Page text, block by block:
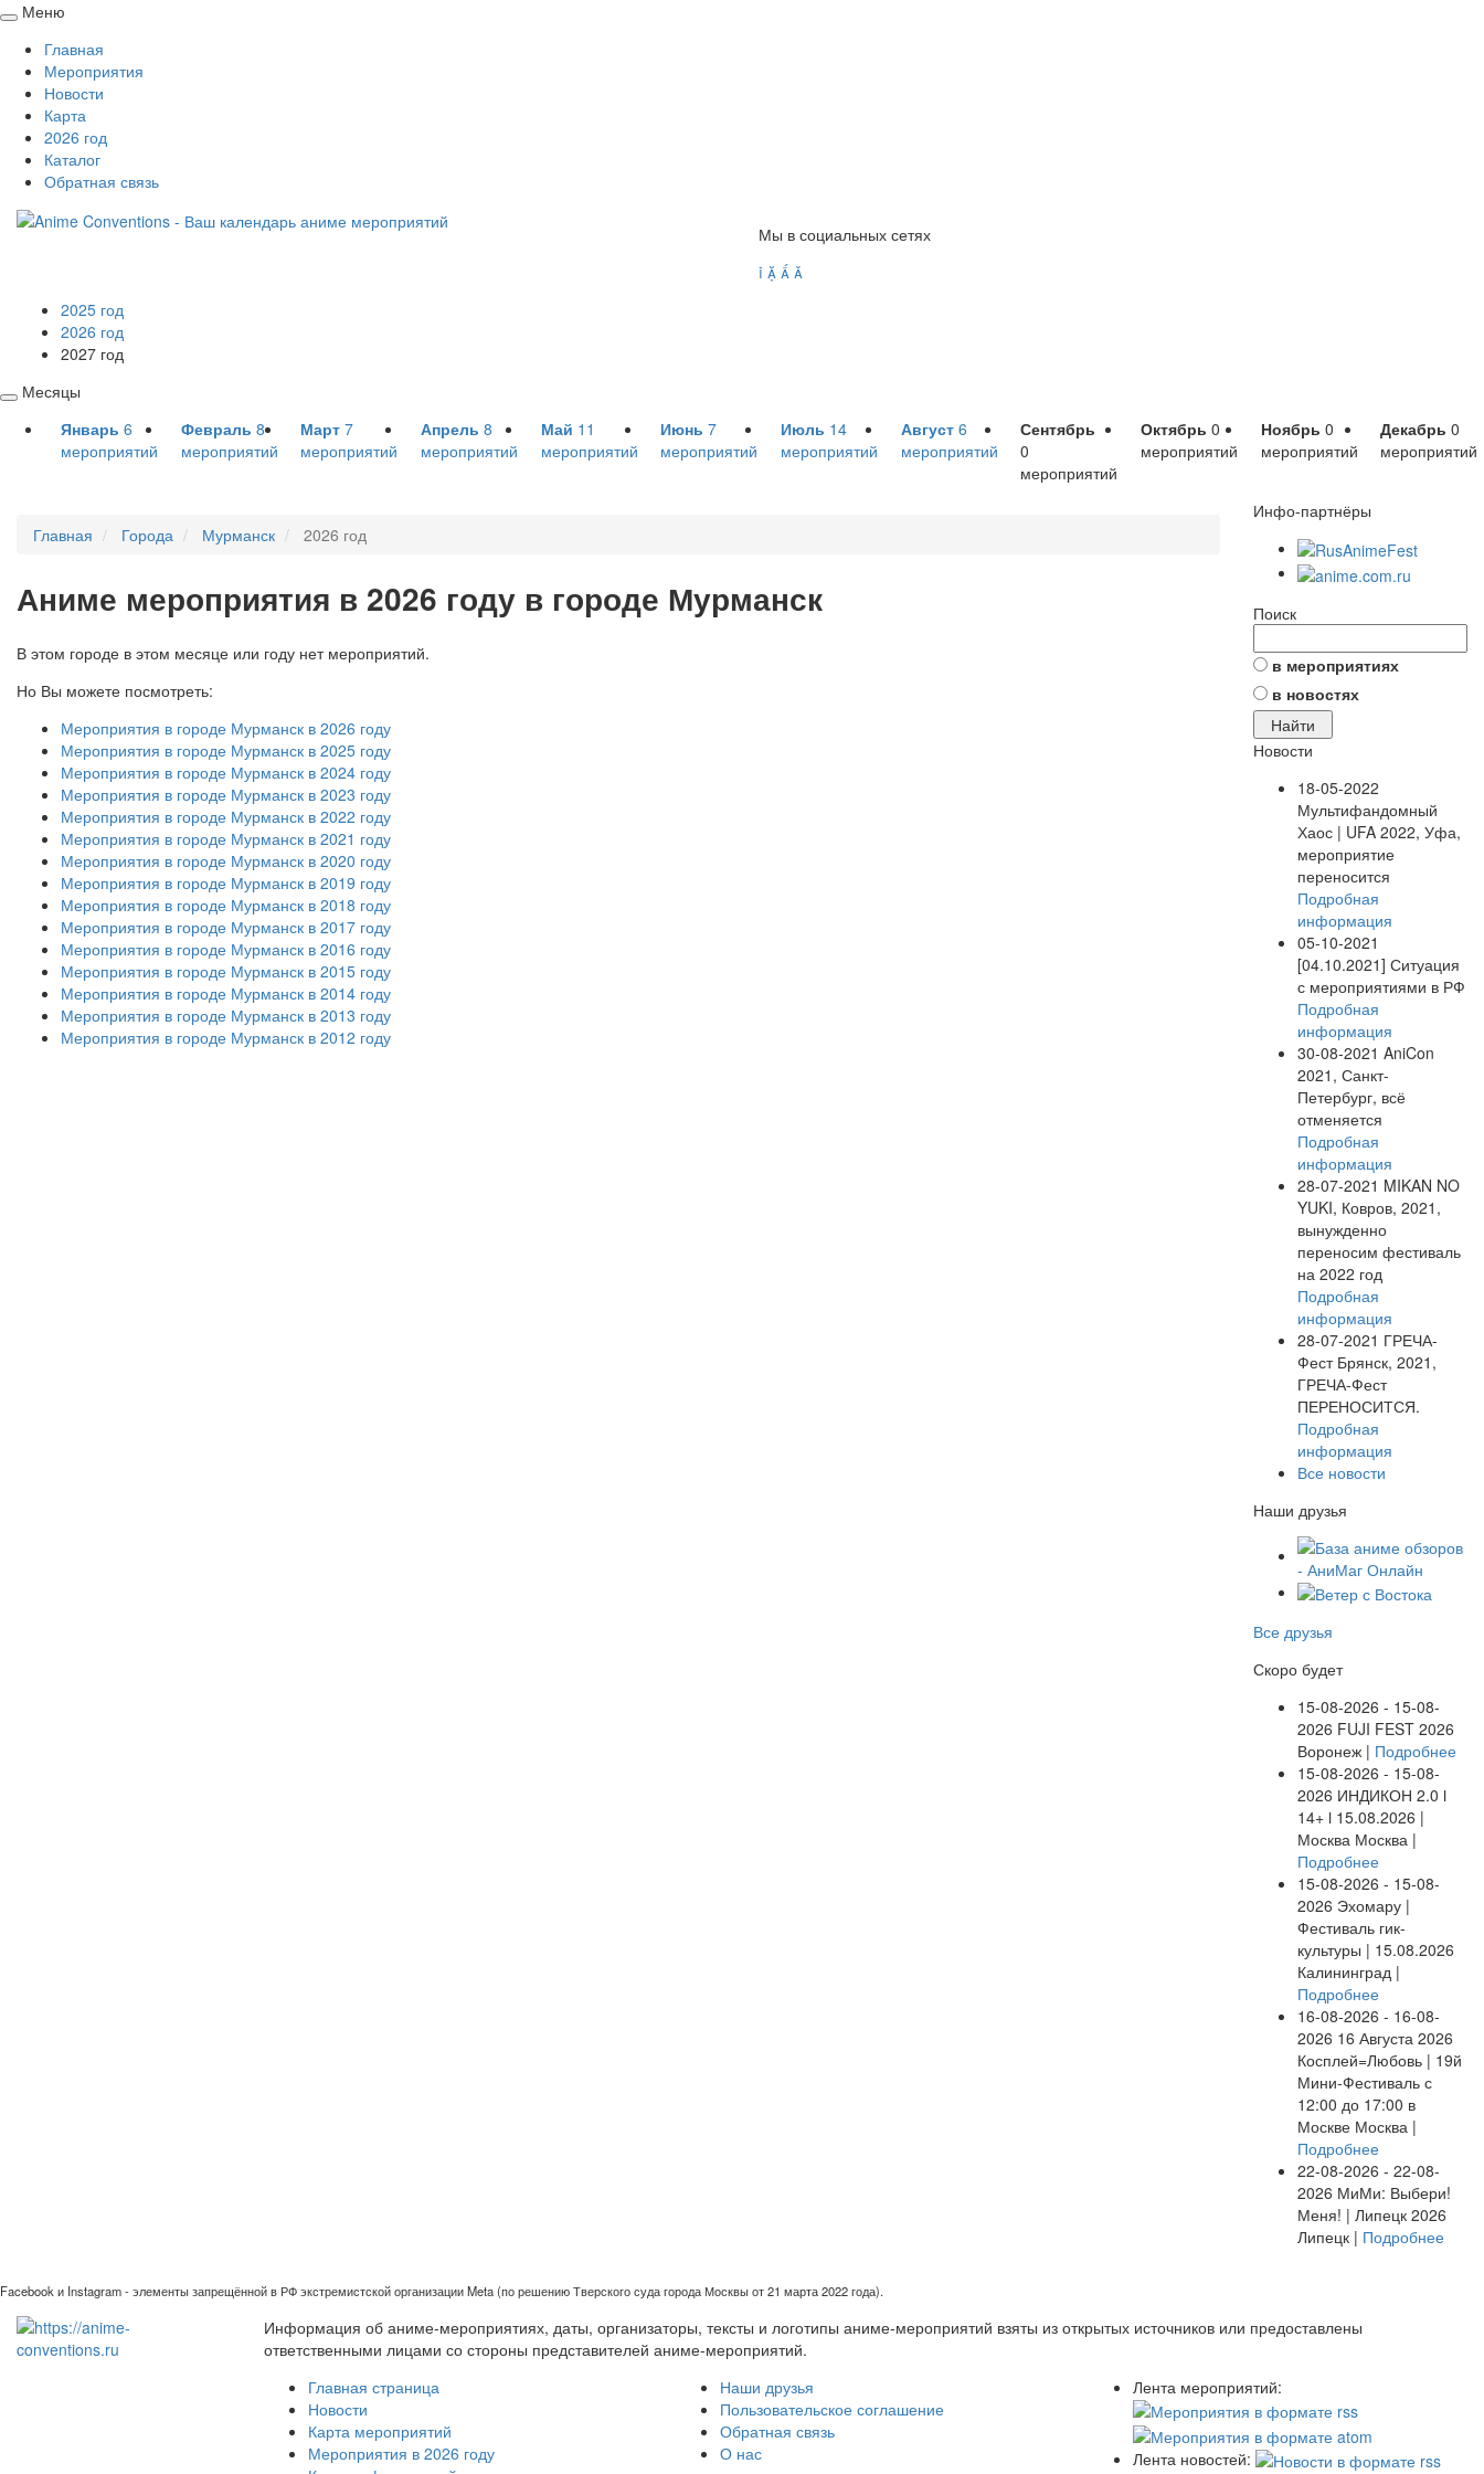
Свернуть
развернуть
Меню
Главная
Мероприятия
Новости
Карта
2026 год
Каталог
Обратная связь
Мы в социальных сетях
   
2025 год
2026 год
2027 год
Свернуть
развернуть
Месяцы
Январь 6
мероприятий
Февраль 8
мероприятий
Март 7
мероприятий
Апрель 8
мероприятий
Май 11
мероприятий
Июнь 7
мероприятий
Июль 14
мероприятий
Август 6
мероприятий
Сентябрь
0
мероприятий
Октябрь 0
мероприятий
Ноябрь 0
мероприятий
Декабрь 0
мероприятий
Главная Города Мурманск 2026 год
Аниме мероприятия в 2026 году в городе Мурманск
В этом городе в этом месяце или году нет мероприятий.
Но Вы можете посмотреть:
Мероприятия в городе Мурманск в 2026 году
Мероприятия в городе Мурманск в 2025 году
Мероприятия в городе Мурманск в 2024 году
Мероприятия в городе Мурманск в 2023 году
Мероприятия в городе Мурманск в 2022 году
Мероприятия в городе Мурманск в 2021 году
Мероприятия в городе Мурманск в 2020 году
Мероприятия в городе Мурманск в 2019 году
Мероприятия в городе Мурманск в 2018 году
Мероприятия в городе Мурманск в 2017 году
Мероприятия в городе Мурманск в 2016 году
Мероприятия в городе Мурманск в 2015 году
Мероприятия в городе Мурманск в 2014 году
Мероприятия в городе Мурманск в 2013 году
Мероприятия в городе Мурманск в 2012 году
Инфо-партнёры
Поиск
в мероприятиях
в новостях
Новости
18-05-2022
Мультифандомный
Хаос | UFA 2022, Уфа,
мероприятие
переносится
Подробная
информация
05-10-2021
[04.10.2021] Ситуация
с мероприятиями в РФ
Подробная
информация
30-08-2021 AniCon
2021, Санкт-
Петербург, всё
отменяется
Подробная
информация
28-07-2021 MIKAN NO
YUKI, Ковров, 2021,
вынужденно
переносим фестиваль
на 2022 год
Подробная
информация
28-07-2021 ГРЕЧА-
Фест Брянск, 2021,
ГРЕЧА-Фест
ПЕРЕНОСИТСЯ.
Подробная
информация
Все новости
Наши друзья
Все друзья
Скоро будет
15-08-2026 - 15-08-
2026 FUJI FEST 2026
Воронеж | Подробнее
15-08-2026 - 15-08-
2026 ИНДИКОН 2.0 ӏ
14+ ӏ 15.08.2026 |
Москва Москва |
Подробнее
15-08-2026 - 15-08-
2026 Эхомару |
Фестиваль гик-
культуры | 15.08.2026
Калининград |
Подробнее
16-08-2026 - 16-08-
2026 16 Августа 2026
Косплей=Любовь | 19й
Мини-Фестиваль с
12:00 до 17:00 в
Москве Москва |
Подробнее
22-08-2026 - 22-08-
2026 МиМи: Выбери!
Меня! | Липецк 2026
Липецк | Подробнее
Facebook и Instagram - элементы запрещённой в РФ экстремистской организации Meta (по решению Тверского суда города Москвы от 21 марта 2022 года).
Информация об аниме-мероприятиях, даты, организаторы, тексты и логотипы аниме-мероприятий взяты из открытых источников или предоставлены
ответственными лицами со стороны представителей аниме-мероприятий.
Главная страница
Новости
Карта мероприятий
Мероприятия в 2026 году
Наши друзья
Пользовательское соглашение
Обратная связь
О нас
Лента мероприятий:
Лента новостей: